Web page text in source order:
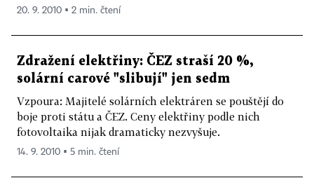
20. 9. 2010 ▪ 2 min. čtení
Zdražení elektřiny: ČEZ straší 20 %,
solární carové "slibují" jen sedm
Vzpoura: Majitelé solárních elektráren se pouštějí do
boje proti státu a ČEZ. Ceny elektřiny podle nich
fotovoltaika nijak dramaticky nezvyšuje.
14. 9. 2010 ▪ 5 min. čtení